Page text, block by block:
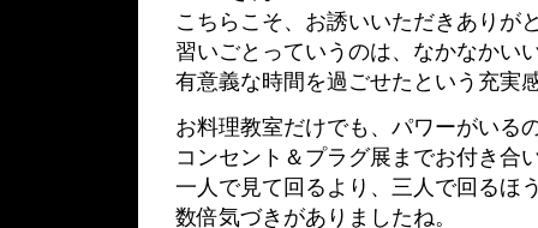
こちらこそ、お誘いいただきありが
習いごとっていうのは、なかなかい
有意義な時間を過ごせたという充実
お料理教室だけでも、パワーがいる
コンセント＆プラグ展までお付き合
一人で見て回るより、三人で回るほ
数倍気づきがありましたね。